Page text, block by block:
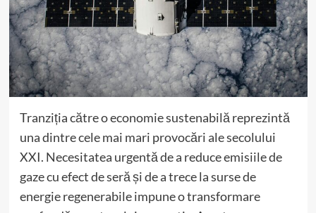
Tranziția către o economie sustenabilă reprezintă
una dintre cele mai mari provocări ale secolului
XXI. Necesitatea urgentă de a reduce emisiile de
gaze cu efect de seră și de a trece la surse de
energie regenerabile impune o transformare